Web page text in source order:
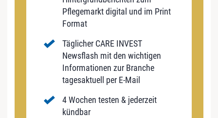
Pflegemarkt digital und im Print
Format
Täglicher CARE INVEST
Newsflash mit den wichtigen
Informationen zur Branche
tagesaktuell per E-Mail
4 Wochen testen & jederzeit
kündbar